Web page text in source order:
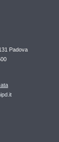
Padova